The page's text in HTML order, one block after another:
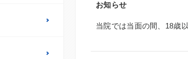
お知らせ